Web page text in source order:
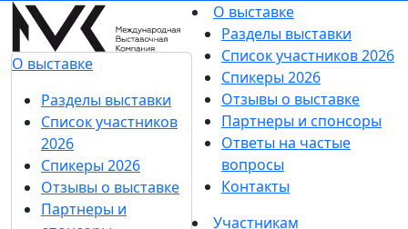
О выставке
Разделы выставки
Список участников
2026
Спикеры 2026
Отзывы о выставке
Партнеры и
О выставке
Разделы выставки
Список участников 2026
Спикеры 2026
Отзывы о выставке
Партнеры и спонсоры
Ответы на частые
вопросы
Контакты
Участникам